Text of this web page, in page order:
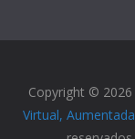
Copyright © 2026
Virtual,